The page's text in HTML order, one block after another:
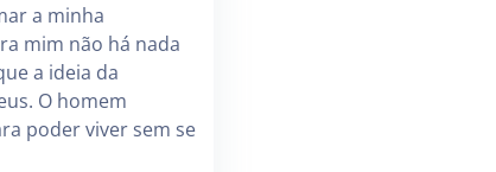
a minha
mim não há nada
a ideia da
O homem
poder viver sem se